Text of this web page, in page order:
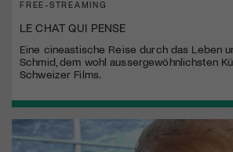
FREE-STREAMING
LE CHAT QUI PENSE
Eine cineastische Reise durch das Leben
Schmid, dem wohl aussergewöhnlichsten
Schweizer Films.